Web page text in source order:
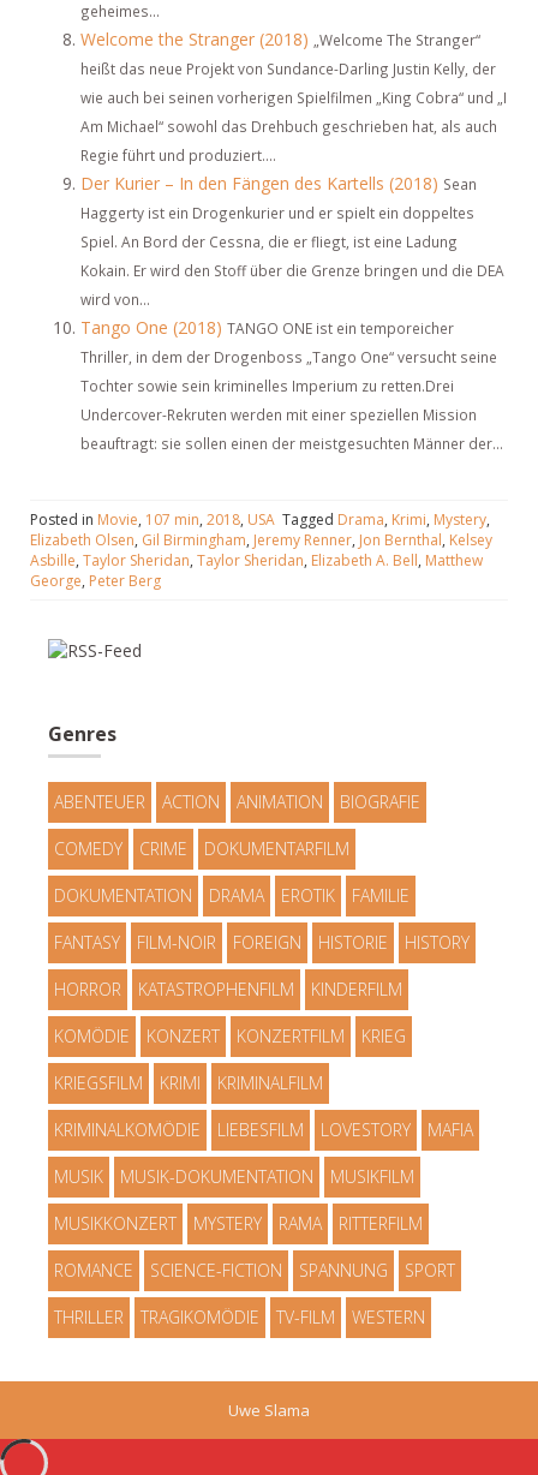
geheimes...
Welcome the Stranger (2018)
„Welcome The Stranger“
heißt das neue Projekt von Sundance-Darling Justin Kelly, der
wie auch bei seinen vorherigen Spielfilmen „King Cobra“ und „I
Am Michael“ sowohl das Drehbuch geschrieben hat, als auch
Regie führt und produziert....
Der Kurier – In den Fängen des Kartells (2018) Sean
Haggerty ist ein Drogenkurier und er spielt ein doppeltes
Spiel. An Bord der Cessna, die er fliegt, ist eine Ladung
Kokain. Er wird den Stoff über die Grenze bringen und die DEA
wird von...
Tango One (2018) TANGO ONE ist ein temporeicher
Thriller, in dem der Drogenboss „Tango One“ versucht seine
Tochter sowie sein kriminelles Imperium zu retten.Drei
Undercover-Rekruten werden mit einer speziellen Mission
beauftragt: sie sollen einen der meistgesuchten Männer der...
Posted in Movie, 107 min, 2018, USA Tagged Drama, Krimi, Mystery,
Elizabeth Olsen, Gil Birmingham, Jeremy Renner, Jon Bernthal, Kelsey
Asbille, Taylor Sheridan, Taylor Sheridan, Elizabeth A. Bell, Matthew
George, Peter Berg
Genres
ABENTEUER ACTION ANIMATION BIOGRAFIE
COMEDY CRIME DOKUMENTARFILM
DOKUMENTATION DRAMA EROTIK FAMILIE
FANTASY FILM-NOIR FOREIGN HISTORIE HISTORY
HORROR KATASTROPHENFILM KINDERFILM
KOMÖDIE KONZERT KONZERTFILM KRIEG
KRIEGSFILM KRIMI KRIMINALFILM
KRIMINALKOMÖDIE LIEBESFILM LOVESTORY MAFIA
MUSIK MUSIK-DOKUMENTATION MUSIKFILM
MUSIKKONZERT MYSTERY RAMA RITTERFILM
ROMANCE SCIENCE-FICTION SPANNUNG SPORT
THRILLER TRAGIKOMÖDIE TV-FILM WESTERN
Uwe Slama